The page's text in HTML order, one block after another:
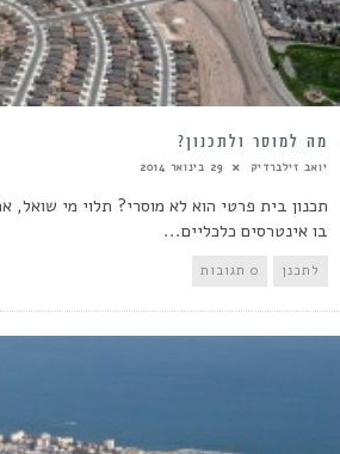
מה למוסר ולתכנון?
יואב זילברדיק 29 בינואר 2014
תכנון בית פרטי הוא לא מוסרי? תלוי מי שואל,
בו אינטרסים כלכליים...
לתכנן 0 תגובות